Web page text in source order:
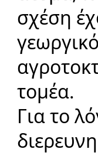
σχέση
τομέα.
Για το